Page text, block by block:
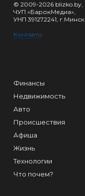
© 2009-2026 blizko.by,
ЧУП «БарокМедиа»,
УНП 391272241, г.Минск
Контакты
Финансы
Недвижимость
Авто
Происшествия
Афиша
Жизнь
Технологии
Что почем?